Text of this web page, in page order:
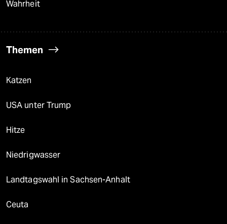
Wahrheit
Themen
Katzen
USA unter Trump
Hitze
Niedrigwasser
Landtagswahl in Sachsen-Anhalt
Ceuta